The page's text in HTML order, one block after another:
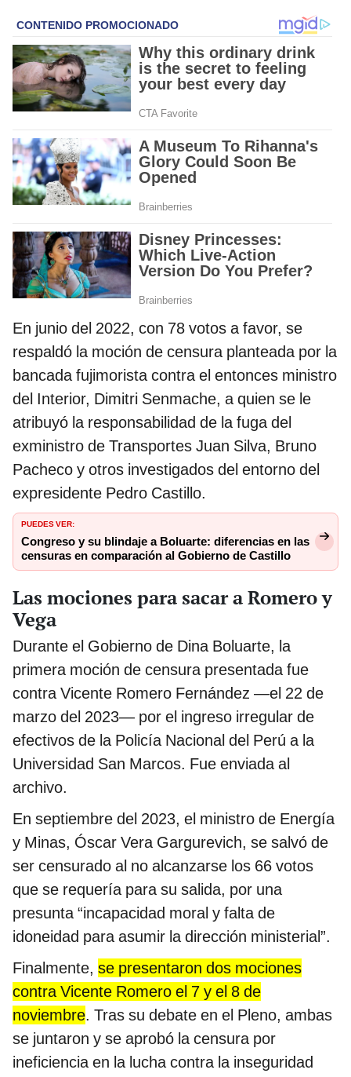
En junio del 2022, con 78 votos a favor, se
respaldó la moción de censura planteada por la
bancada fujimorista contra el entonces ministro
del Interior, Dimitri Senmache, a quien se le
atribuyó la responsabilidad de la fuga del
exministro de Transportes Juan Silva, Bruno
Pacheco y otros investigados del entorno del
expresidente Pedro Castillo.
PUEDES VER:
Congreso y su blindaje a Boluarte: diferencias en las
censuras en comparación al Gobierno de Castillo
Las mociones para sacar a Romero y
Vega
Durante el Gobierno de Dina Boluarte, la
primera moción de censura presentada fue
contra Vicente Romero Fernández —el 22 de
marzo del 2023— por el ingreso irregular de
efectivos de la Policía Nacional del Perú a la
Universidad San Marcos. Fue enviada al
archivo.
En septiembre del 2023, el ministro de Energía
y Minas, Óscar Vera Gargurevich, se salvó de
ser censurado al no alcanzarse los 66 votos
que se requería para su salida, por una
presunta “incapacidad moral y falta de
idoneidad para asumir la dirección ministerial”.
Finalmente, se presentaron dos mociones
contra Vicente Romero el 7 y el 8 de
noviembre. Tras su debate en el Pleno, ambas
se juntaron y se aprobó la censura por
ineficiencia en la lucha contra la inseguridad